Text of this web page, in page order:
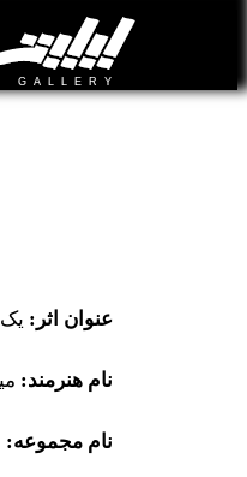
عنوان اثر:
نام هنرمند:
نام مجموعه: